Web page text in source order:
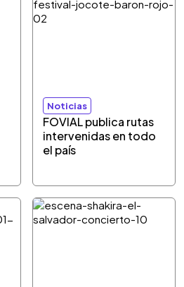
Noticias
FOVIAL publica rutas
intervenidas en todo
el país